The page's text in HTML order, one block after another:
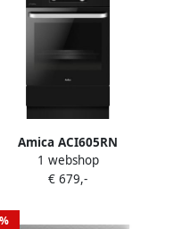
Amica ACI605RN
Inductiefornuis 50 cm
breed met aangesloten 2
1 webshop
€ 679,-